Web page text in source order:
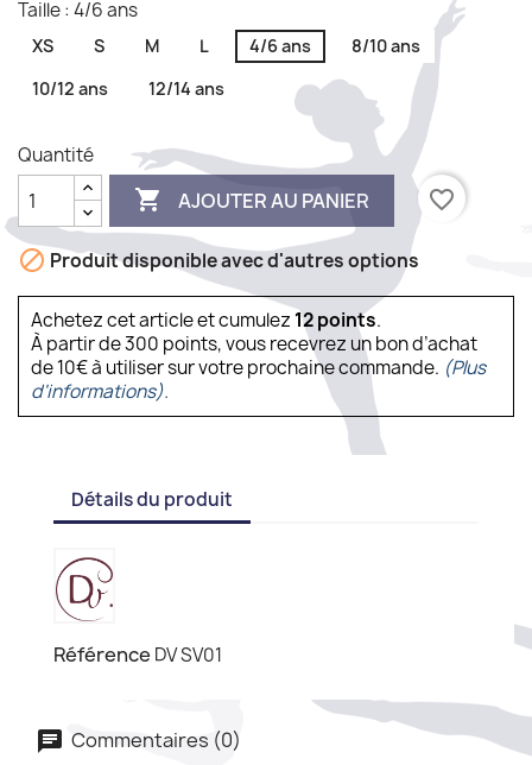
Taille : 4/6 ans
XS S M L 4/6 ans
8/10 ans
10/12 ans
12/14 ans
Quantité
 AJOUTER AU PANIER favorite_border
 Produit disponible avec d'autres options
Achetez cet article et cumulez 12points.
À partir de 300 points, vous recevrez un bon d’achat
de 10€ à utiliser sur votre prochaine commande. (Plus
d'informations).
Détails du produit
Référence DV SV01
Commentaires (0)